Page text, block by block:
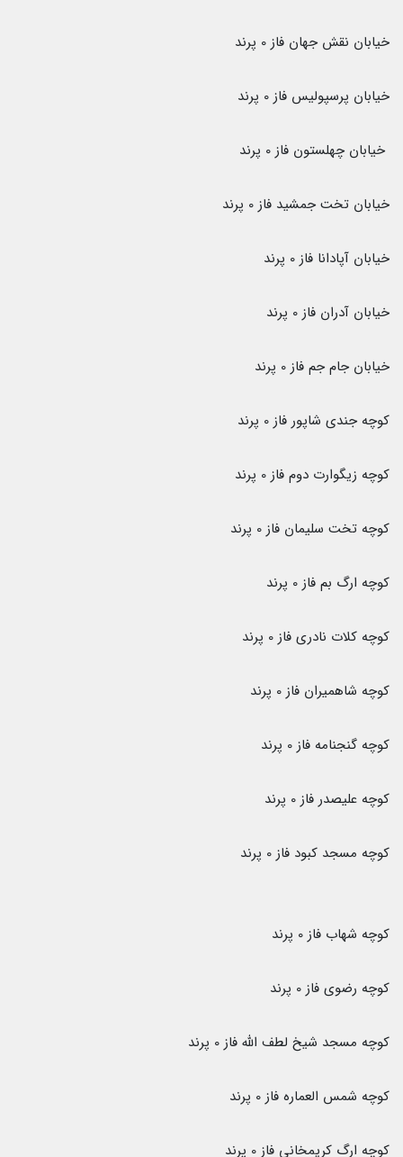
خیابان نقش جهان فاز 0 پرند
خیابان پرسپولیس فاز 0 پرند
خیابان چهلستون فاز 0 پرند
خیابان تخت جمشید فاز 0 پرند
خیابان آپادانا فاز 0 پرند
خیابان آدران فاز 0 پرند
خیابان جام جم فاز 0 پرند
کوچه جندی شاپور فاز 0 پرند
کوچه زیگوارت دوم فاز 0 پرند
کوچه تخت سلیمان فاز 0 پرند
کوچه ارگ بم فاز 0 پرند
کوچه کلات نادری فاز 0 پرند
کوچه شاهمیران فاز 0 پرند
کوچه گنجنامه فاز 0 پرند
کوچه علیصدر فاز 0 پرند
کوچه مسجد کبود فاز 0 پرند
کوچه شهاب فاز 0 پرند
کوچه رضوی فاز 0 پرند
کوچه مسجد شیخ لطف الله فاز 0 پرند
کوچه شمس العماره فاز 0 پرند
کوچه ارگ کریمخانی فاز 0 پرند